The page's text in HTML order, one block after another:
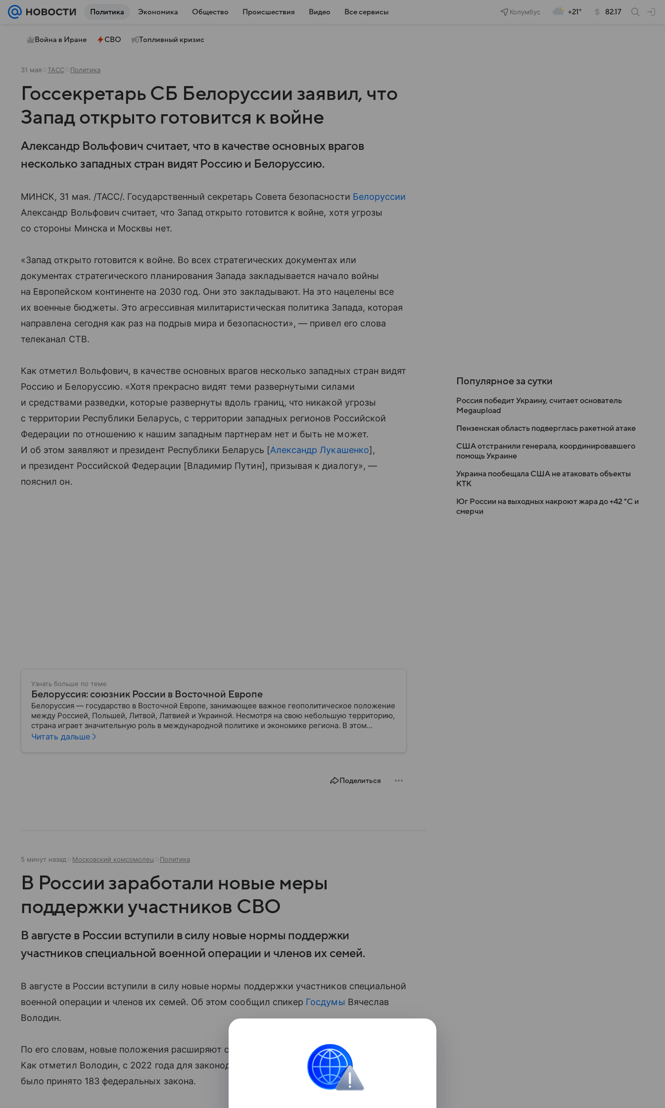
Политика Экономика Общество Происшествия Видео Все сервисы Колумбус +21° 82.17
Война в Иране СВО Топливный кризис
31 мая ТАСС Политика
Госсекретарь СБ Белоруссии заявил, что
Запад открыто готовится к войне
Александр Вольфович считает, что в качестве основных врагов
несколько западных стран видят Россию и Белоруссию.
МИНСК, 31 мая. /ТАСС/. Государственный секретарь Совета безопасности Белоруссии
Александр Вольфович считает, что Запад открыто готовится к войне, хотя угрозы
со стороны Минска и Москвы нет.
«Запад открыто готовится к войне. Во всех стратегических документах или
документах стратегического планирования Запада закладывается начало войны
на Европейском континенте на 2030 год. Они это закладывают. На это нацелены все
их военные бюджеты. Это агрессивная милитаристическая политика Запада, которая
направлена сегодня как раз на подрыв мира и безопасности», — привел его слова
телеканал СТВ.
Как отметил Вольфович, в качестве основных врагов несколько западных стран видят
Россию и Белоруссию. «Хотя прекрасно видят теми развернутыми силами
и средствами разведки, которые развернуты вдоль границ, что никакой угрозы
с территории Республики Беларусь, с территории западных регионов Российской
Федерации по отношению к нашим западным партнерам нет и быть не может.
И об этом заявляют и президент Республики Беларусь [Александр Лукашенко],
и президент Российской Федерации [Владимир Путин], призывая к диалогу», —
пояснил он.
Узнать больше по теме
Белоруссия: союзник России в Восточной Европе
Белоруссия — государство в Восточной Европе, занимающее важное геополитическое положение
между Россией, Польшей, Литвой, Латвией и Украиной. Несмотря на свою небольшую территорию,
страна играет значительную роль в международной политике и экономике региона. В этом
материале разбираем главное о союзной РФ республике.
Читать дальше
Поделиться
5 минут назад Московский комсомолец Политика
В России заработали новые меры
поддержки участников СВО
В августе в России вступили в силу новые нормы поддержки
участников специальной военной операции и членов их семей.
В августе в России вступили в силу новые нормы поддержки участников специальной
военной операции и членов их семей. Об этом сообщил спикер Госдумы Вячеслав
Володин.
По его словам, новые положения расширяют социальные гарантии военнослужащих.
Как отметил Володин, с 2022 года для законодательного обеспечения СВО Госдумой
было принято 183 федеральных закона.
Популярное за сутки
Россия победит Украину, считает основатель
Megaupload
Пензенская область подверглась ракетной атаке
США отстранили генерала, координировавшего
помощь Украине
Украина пообещала США не атаковать объекты
КТК
Юг России на выходных накроют жара до +42 °C и
смерчи